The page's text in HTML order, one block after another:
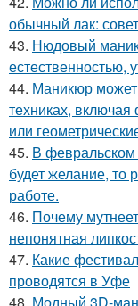
обычный лак:
43. Нюдовый
естественностью,
44. Маникюр
техниках,
или
45. В февральском
будет желание, то
работе.
46. Почему
непонятная
47. Какие
проводятся в Уфе
48. Модный 3D-